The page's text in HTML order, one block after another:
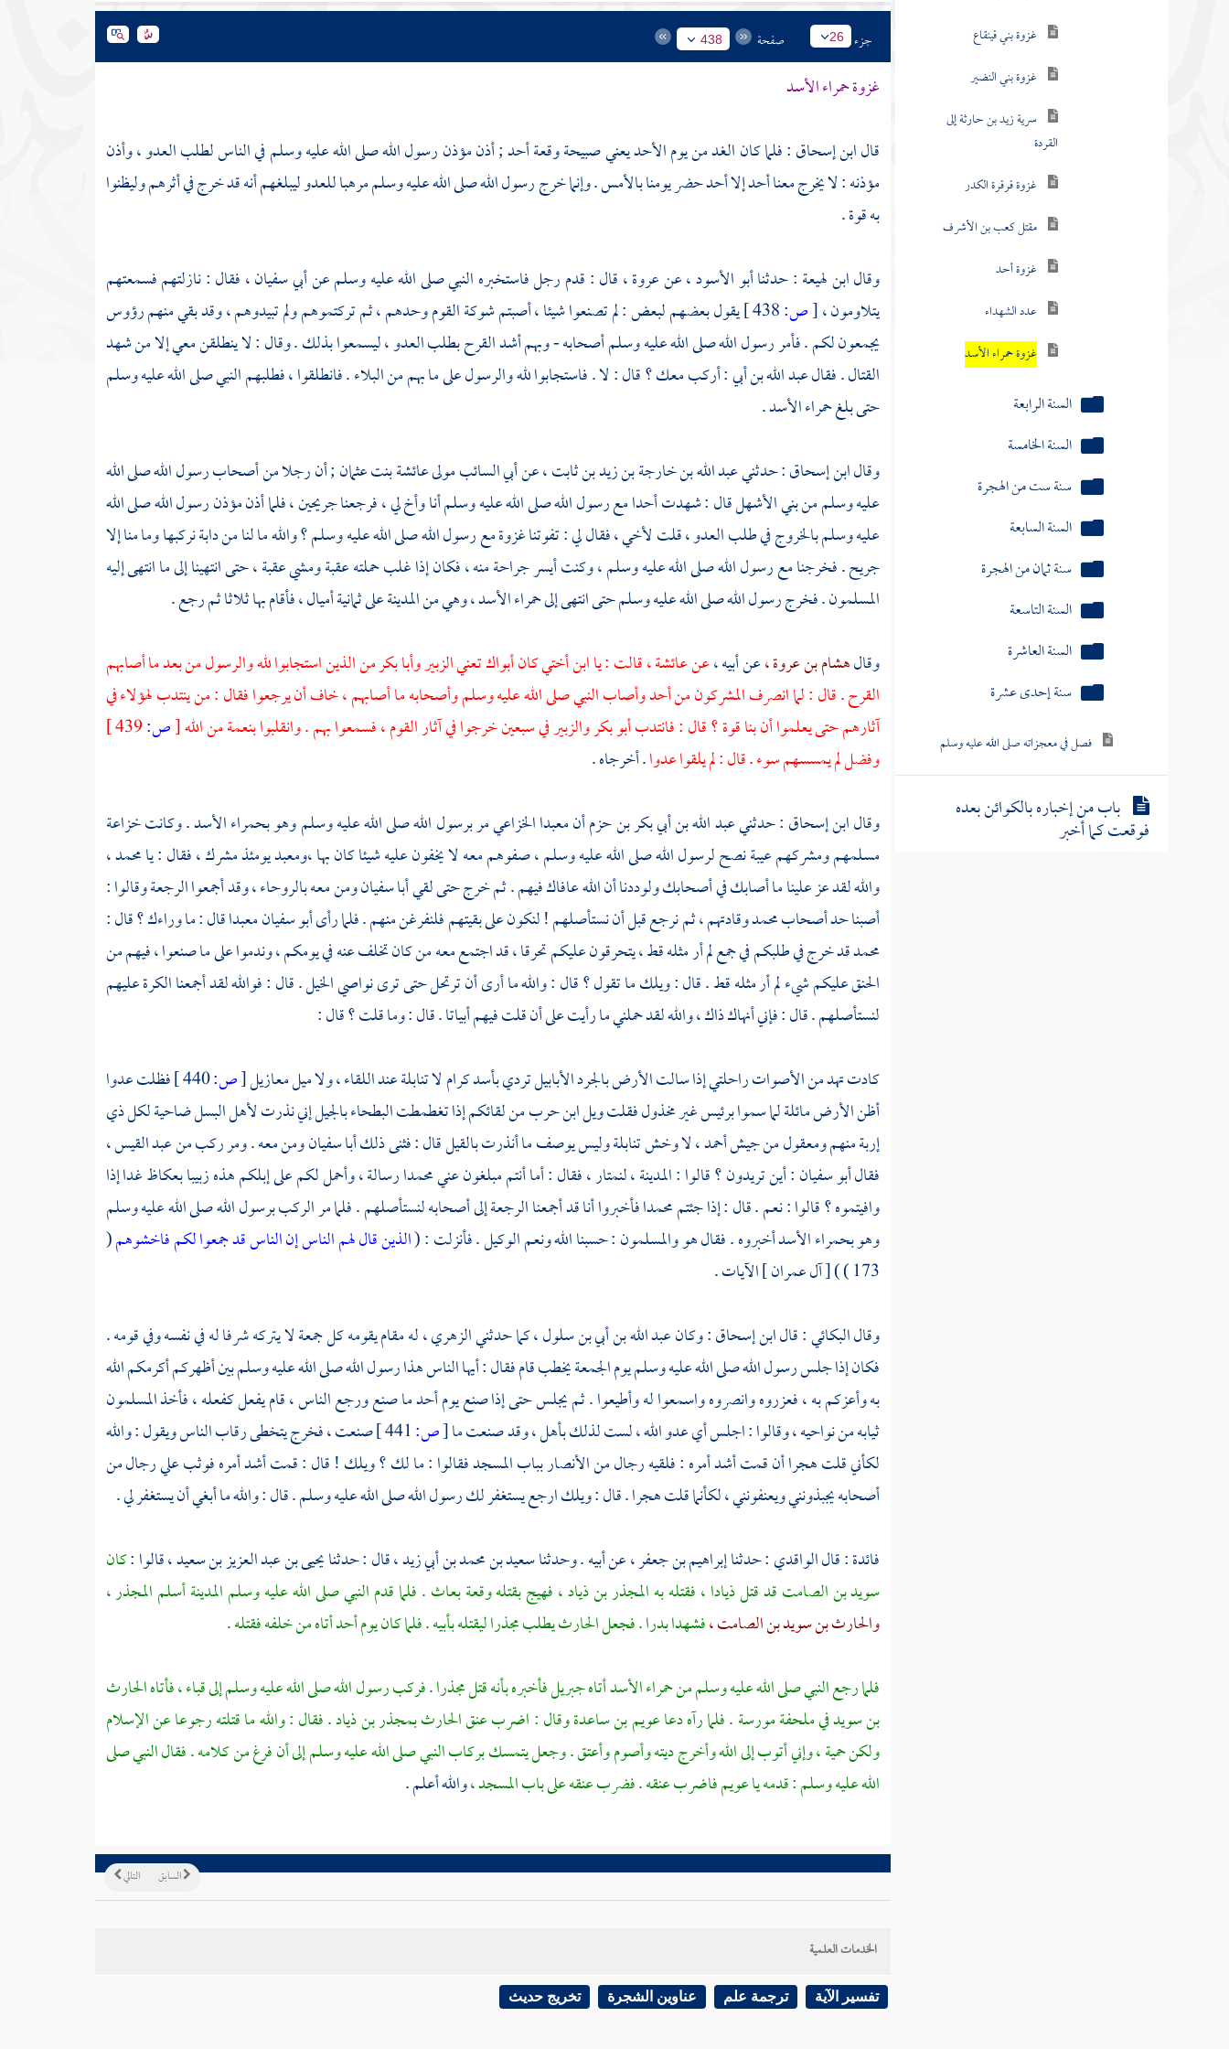
سرية زيد بن حارثة إلى
القردة
غزوة قرقرة الكدر
مقتل كعب بن الأشرف
غزوة أحد
عدد الشهداء
غزوة حمراء الأسد
السنة الخامسة
سنة ست من الهجرة
السنة السابعة
سنة ثمان من الهجرة
السنة التاسعة
السنة العاشرة
سنة إحدى عشرة
فصل في معجزاته صلى الله عليه وسلم
باب من إخباره بالكوائن بعده
فوقعت كما أخبر
باب جامع من دلائل النبوة
جزء 26 صفحة 438
غزوة حمراء الأسد
قالابن إسحاق: فلما كان الغد من يوم الأحد يعني صبيحة وقعةأحد ;أذن مؤذن رسول الله صلى الله عليه وسلم في الناس لطلب العدو ، وأذن
مؤذنه : لا يخرج معنا أحد إلا أحد حضر يومنا بالأمس . وإنما خرج رسول الله صلى الله عليه وسلم مرهبا للعدو ليبلغهم أنه قد خرج في أثرهم وليظنوا
به قوة .
وقالابن لهيعة: حدثناأبو الأسود ،عنعروة ،قال : قدم رجل فاستخبره النبي صلى الله عليه وسلم عنأبي سفيان ،فقال : نازلتهم فسمعتهم
يتلاومون ،[ص:
يقول بعضهم لبعض : لم تصنعوا شيئا ، أصبتم شوكة القوم وحدهم ، ثم تركتموهم ولم تبيدوهم ، وقد بقي منهم رؤوس
يجمعون لكم . فأمر رسول الله صلى الله عليه وسلم أصحابه - وبهم أشد القرح بطلب العدو ، ليسمعوا بذلك . وقال : لا ينطلقن معي إلا من شهد
القتال . فقالعبد الله بن أبي: أركب معك ؟ قال : لا . فاستجابوا لله والرسول على ما بهم من البلاء . فانطلقوا ، فطلبهم النبي صلى الله عليه وسلم
حتى بلغحمراء الأسد.
وقالابن إسحاق: حدثنيعبد الله بن خارجة بن زيد بن ثابت ،عنأبي السائب مولىعائشة بنت عثمان ;أن رجلا من أصحاب رسول الله صلى الله
عليه وسلم منبني الأشهلقال : شهدتأحدامع رسول الله صلى الله عليه وسلم أنا وأخ لي ، فرجعنا جريحين ، فلما أذن مؤذن رسول الله صلى الله
عليه وسلم بالخروج في طلب العدو ، قلت لأخي ، فقال لي : تفوتنا غزوة مع رسول الله صلى الله عليه وسلم ؟ والله ما لنا من دابة نركبها وما منا إلا
جريح . فخرجنا مع رسول الله صلى الله عليه وسلم ، وكنت أيسر جراحة منه ، فكان إذا غلب حملته عقبة ومشي عقبة ، حتى انتهينا إلى ما انتهى إليه
المسلمون . فخرج رسول الله صلى الله عليه وسلم حتى انتهى إلىحمراء الأسد ،وهي منالمدينةعلى ثمانية أميال ، فأقام بها ثلاثا ثم رجع .
وقالهشام بن عروة ،عن أبيه ،عنعائشة ،قالت : يا ابن أختي كان أبواك تعنيالزبيروأبا بكرمن الذين استجابوا لله والرسول من بعد ما أصابهم
القرح . قال : لما انصرف المشركون منأحدوأصاب النبي صلى الله عليه وسلم وأصحابه ما أصابهم ، خاف أن يرجعوا فقال : من ينتدب لهؤلاء في
آثارهم حتى يعلموا أن بنا قوة ؟ قال : فانتدبأبو بكروالزبيرفي سبعين خرجوا في آثار القوم ، فسمعوا بهم . وانقلبوا بنعمة من الله[ص:
وفضل لم يمسسهم سوء . قال : لم يلقوا عدوا. أخرجاه .
وقالابن إسحاق: حدثنيعبد الله بن أبي بكر بن حزمأنمعبدا الخزاعيمر برسول الله صلى الله عليه وسلم وهوبحمراء الأسد. وكانتخزاعة
مسلمهم ومشركهم عيبة نصح لرسول الله صلى الله عليه وسلم ، صفوهم معه لا يخفون عليه شيئا كان بها ،ومعبديومئذ مشرك ، فقال : يامحمد ،
والله لقد عز علينا ما أصابك في أصحابك ولوددنا أن الله عافاك فيهم . ثم خرج حتى لقيأبا سفيانومن معه بالروحاء ، وقد أجمعوا الرجعة وقالوا :
أصبنا حد أصحابمحمدوقادتهم ، ثم نرجع قبل أن نستأصلهم ! لنكون على بقيتهم فلنفرغن منهم . فلما رأىأبو سفيانمعبداقال : ما وراءك ؟ قال :
محمدقد خرج في طلبكم في جمع لم أر مثله قط ، يتحرقون عليكم تحرقا ، قد اجتمع معه من كان تخلف عنه في يومكم ، وندموا على ما صنعوا ، فيهم من
الحنق عليكم شيء لم أر مثله قط . قال : ويلك ما تقول ؟ قال : والله ما أرى أن ترتحل حتى ترى نواصي الخيل . قال : فوالله لقد أجمعنا الكرة عليهم
لنستأصلهم . قال : فإني أنهاك ذاك ، والله لقد حملني ما رأيت على أن قلت فيهم أبياتا . قال : وما قلت ؟ قال :
كادت تهد من الأصوات راحلتي إذا سالت الأرض بالجرد الأبابيل تردي بأسد كرام لا تنابلة عند اللقاء ، ولا ميل معازيل[ص:440 ]
فظلت عدوا
أظن الأرض مائلة لما سموا برئيس غير مخذول فقلت ويلابن حربمن لقائكم إذا تغطمطت البطحاء بالجيل إني نذرت لأهل البسل ضاحية لكل ذي
إربة منهم ومعقول من جيش أحمد ، لا وخش تنابلة وليس يوصف ما أنذرت بالقيل قال : فثنى ذلكأبا سفيانومن معه . ومر ركب منعبد القيس ،
فقالأبو سفيان: أين تريدون ؟ قالوا :المدينة ،لنمتار ، فقال : أما أنتم مبلغون عنيمحمدارسالة ، وأحمل لكم على إبلكم هذه زبيبابعكاظغدا إذا
وافيتموه ؟ قالوا : نعم . قال : إذا جئتممحمدافأخبروا أنا قد أجمعنا الرجعة إلى أصحابه لنستأصلهم . فلما مر الركب برسول الله صلى الله عليه وسلم
وهوبحمراء الأسدأخبروه . فقال هو والمسلمون : حسبنا الله ونعم الوكيل . فأنزلت : (الذين قال لهم الناس إن الناس قد جمعوا لكم فاخشوهم(
173 ) ) [ آل عمران ] الآيات .
وقالالبكائي: قالابن إسحاق: وكانعبد الله بن أبي بن سلول ،كما حدثنيالزهري ،له مقام يقومه كل جمعة لا يتركه شرفا له في نفسه وفي قومه .
فكان إذا جلس رسول الله صلى الله عليه وسلم يوم الجمعة يخطب قام فقال : أيها الناس هذا رسول الله صلى الله عليه وسلم بين أظهركم أكرمكم الله
به وأعزكم به ، فعزروه وانصروه واسمعوا له وأطيعوا . ثم يجلس حتى إذا صنع يومأحدما صنع ورجع الناس ، قام يفعل كفعله ، فأخذ المسلمون
ثيابه من نواحيه ، وقالوا : اجلس أي عدو الله ، لست لذلك بأهل ، وقد صنعت ما[ص:
صنعت ، فخرج يتخطى رقاب الناس ويقول : والله
لكأني قلت هجرا أن قمت أشد أمره : فلقيه رجال منالأنصاربباب المسجد فقالوا : ما لك ؟ ويلك ! قال : قمت أشد أمره فوثب علي رجال من
أصحابه يجبذونني ويعنفونني ، لكأنما قلت هجرا . قال : ويلك ارجع يستغفر لك رسول الله صلى الله عليه وسلم . قال : والله ما أبغي أن يستغفر لي .
فائدة : قالالواقدي: حدثناإبراهيم بن جعفر ،عن أبيه . وحدثناسعيد بن محمد بن أبي زيد ،قال : حدثنايحيى بن عبد العزيز بن سعيد ،قالوا :كان
سويد بن الصامتقد قتلذيادا ،فقتله بهالمجذر بن ذياد ،فهيج بقتله وقعة بعاث . فلما قدم النبي صلى الله عليه وسلمالمدينةأسلمالمجذر ،
والحارث بن سويد بن الصامت ،فشهدابدرا. فجعلالحارثيطلبمجذراليقتله بأبيه . فلما كان يومأحدأتاه من خلفه فقتله .
فلما رجع النبي صلى الله عليه وسلم منحمراء الأسدأتاهجبريلفأخبره بأنه قتلمجذرا. فركب رسول الله صلى الله عليه وسلم إلىقباء ،فأتاهالحارث
بن سويدفي ملحفة مورسة . فلما رآه دعاعويم بن ساعدةوقال : اضرب عنقالحارثبمجذر بن ذياد. فقال : والله ما قتلته رجوعا عن الإسلام
ولكن حمية ، وإني أتوب إلى الله وأخرج ديته وأصوم وأعتق . وجعل يتمسك بركاب النبي صلى الله عليه وسلم إلى أن فرغ من كلامه . فقال النبي صلى
الله عليه وسلم : قدمه ياعويمفاضرب عنقه . فضرب عنقه على باب المسجد ،والله أعلم .
التالي السابق
الخدمات العلمية
تفسير الآية ترجمة علم عناوين الشجرة تخريج حديث